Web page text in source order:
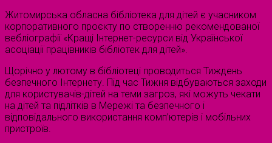
Житомирська обласна бібліотека для дітей є учасником
корпоративного проєкту по створенню рекомендованої
вебліографії «Кращі Інтернет-ресурси від Української
асоціації працівників бібліотек для дітей».
Щорічно у лютому в бібліотеці проводиться Тиждень
безпечного Інтернету. Під час Тижня відбуваються заходи
для користувачів-дітей на теми загроз, які можуть чекати
на дітей та підлітків в Мережі та безпечного і
відповідального використання комп’ютерів і мобільних
пристроїв.